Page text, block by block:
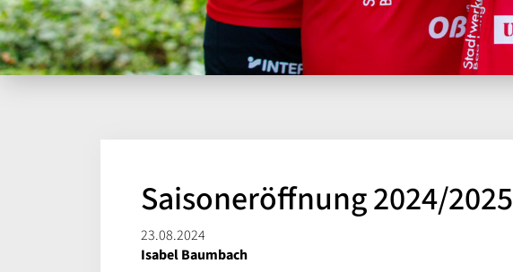
Saisoneröffnung 2024/2025
23.08.2024
Isabel Baumbach